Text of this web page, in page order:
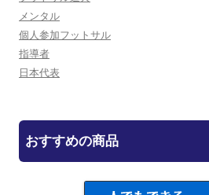
メンタル
個人参加フットサル
指導者
日本代表
おすすめの商品